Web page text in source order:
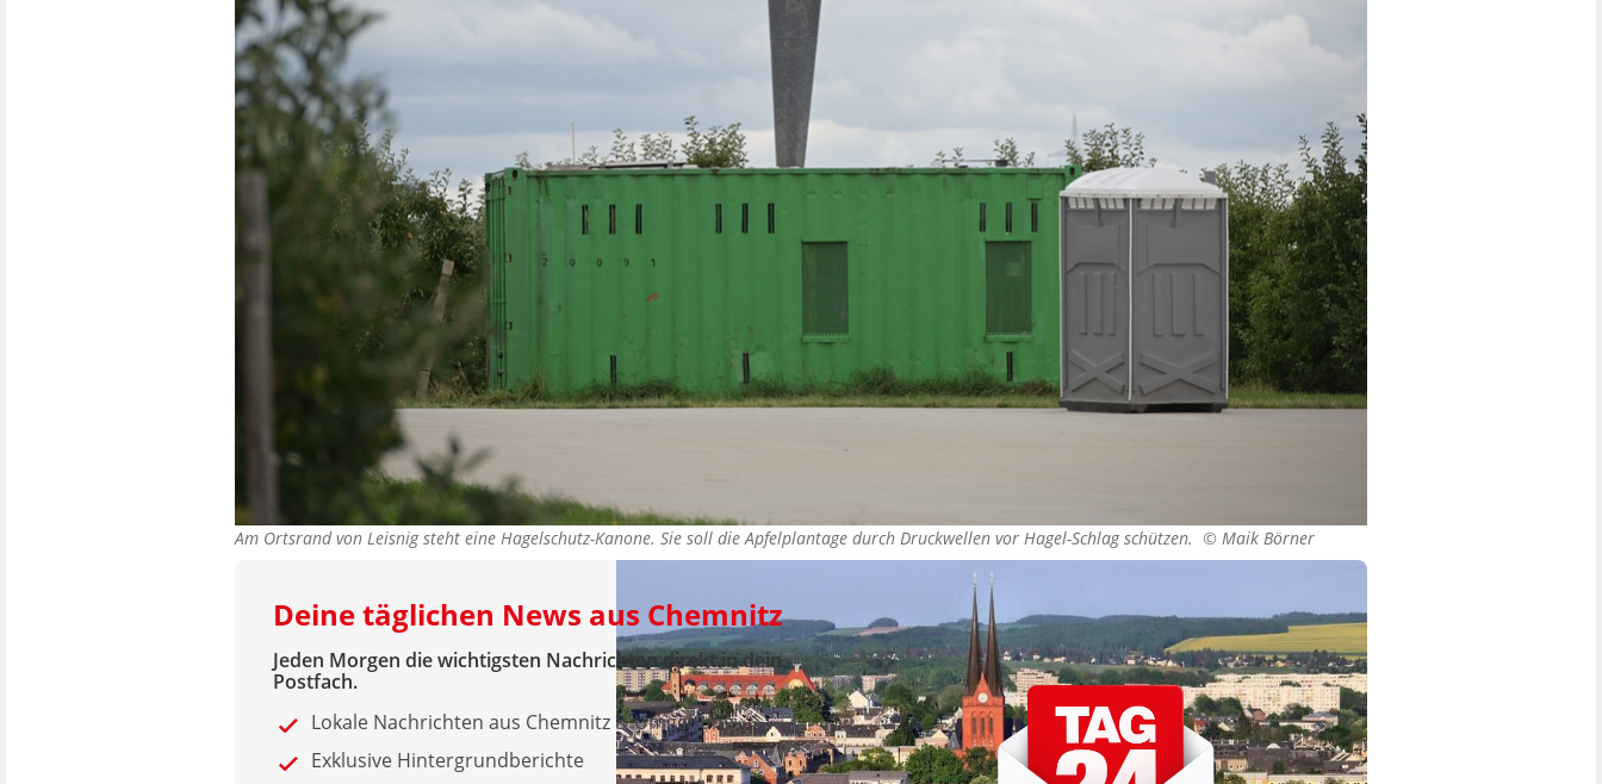
Am Ortsrand von Leisnig steht eine Hagelschutz-Kanone. Sie soll die Apfelplantage durch Druckwellen vor Hagel-Schlag schützen. © Maik Börner
Deine täglichen News aus Chemnitz
Jeden Morgen die wichtigsten Nachrichten direkt in dein
Postfach.
Lokale Nachrichten aus Chemnitz & Umgebung
Exklusive Hintergrundberichte